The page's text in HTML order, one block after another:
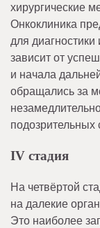
хирургические
Онкоклиника
для
зависит от
и начала
обращались за
подозрительных
IV стадия
На четвёртой
на далекие
Это наиболее